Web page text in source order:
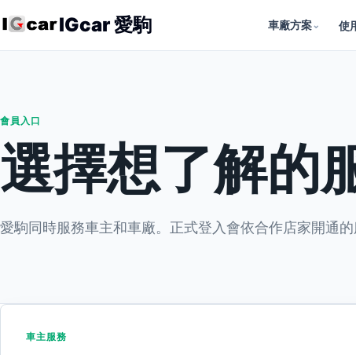
IGcar 愛駒 車廠方案⌄ 使
會員入口
選擇想了解的
愛駒同時服務車主和車廠。正式登入會依合作店家開通
車主服務